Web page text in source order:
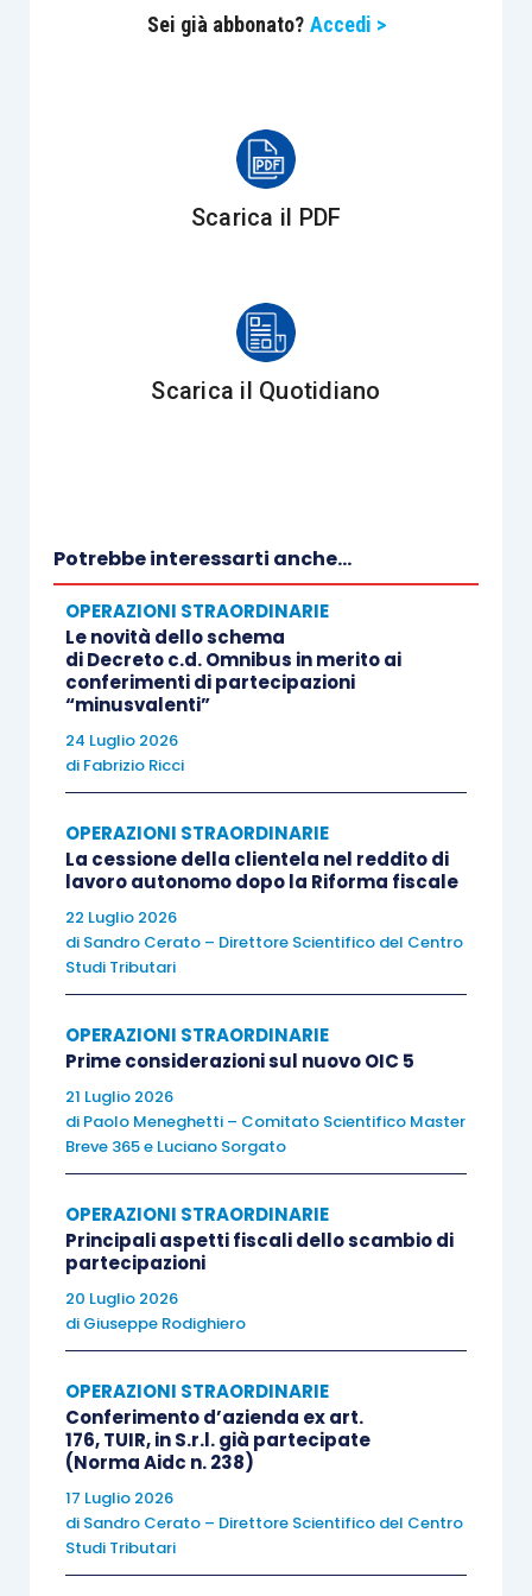
al mero “conferimento” di azioni o quote.
, a livello fiscale manca una
puntuale definizione e lo stesso Legislatore,
seguito a ruota dall’Agenzia delle Entrate, usa il
disponente non può in alcun modo divenire socio
controllato con apporto esclusivamente a
riserva e l’Agenzia non aveva sollevato obiezioni.
A onor del vero, sideve rilevare come la
questione non fosse stata sottoposta in modo
esplicito all’ufficio
interpello relativo all’applicazione della norma, per
cui sarebbe stato singolare che l’ufficio, ove
dell’operazione, non avesse sollevato alcuna
obiezione.
La conferma è giunta all’inizio di quest’anno con
L’Agenzia rileva come «In linea di principio, …,
anche a seguito delle modifiche operate dal d.lgs. n.
192 del 2024, la fruizione del regime fiscale di cui al
citato comma 2 rimane subordinata al ricorrere di
(1) i soggetti scambianti/conferenti devono ricevere,
a fronte dei conferimenti eseguiti, azioni o quote
della società conferitaria;
(2) mediante tali conferimenti, la società conferitaria
deve acquisire il controllo della società scambiata,
ai sensi dell’articolo 2359, primo comma, numero 1),
del Codice civile, ovvero incrementare la percentuale
di controllo».
Sei già abbonato? Accedi >
Scarica il PDF
Scarica il Quotidiano
Potrebbe interessarti anche...
OPERAZIONI STRAORDINARIE
Le novità dello schema
di Decreto c.d. Omnibus in merito ai
conferimenti di partecipazioni
“minusvalenti”
24 Luglio 2026
di Fabrizio Ricci
OPERAZIONI STRAORDINARIE
La cessione della clientela nel reddito di
lavoro autonomo dopo la Riforma fiscale
22 Luglio 2026
di Sandro Cerato – Direttore Scientifico del Centro
Studi Tributari
OPERAZIONI STRAORDINARIE
Prime considerazioni sul nuovo OIC 5
21 Luglio 2026
di Paolo Meneghetti – Comitato Scientifico Master
Breve 365e Luciano Sorgato
OPERAZIONI STRAORDINARIE
Principali aspetti fiscali dello scambio di
partecipazioni
20 Luglio 2026
di Giuseppe Rodighiero
OPERAZIONI STRAORDINARIE
Conferimento d’azienda ex art.
176, TUIR, in S.r.l. già partecipate
(Norma Aidc n. 238)
17 Luglio 2026
di Sandro Cerato – Direttore Scientifico del Centro
Studi Tributari